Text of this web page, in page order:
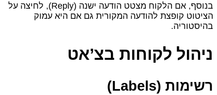
בנוסף, אם הלקוח מצטט הודעה ישנה (Reply), לחיצה על
הציטוט קופצת להודעה המקורית גם אם היא עמוק
בהיסטוריה.
ניהול לקוחות בצ’אט
רשימות (Labels)